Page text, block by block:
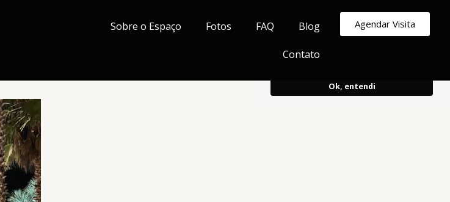
Armazenamos cookies para melhorar e
personalizar sua experiência de
navegação.
com o uso do mesmo.
Ok, entendi
Sobre o Espaço Fotos FAQ Blog
Contato
Agendar Visita